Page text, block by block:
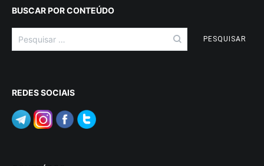
BUSCAR POR CONTEÚDO
por:
REDES SOCIAIS